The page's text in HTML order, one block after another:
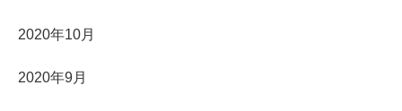
2020年10月
2020年9月